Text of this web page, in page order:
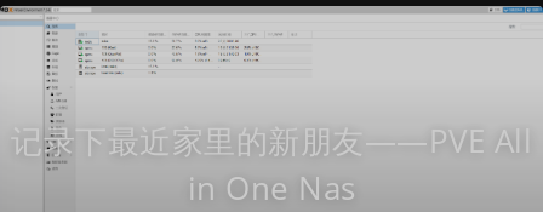
记录下最近家里的新朋友——PVE All
in One Nas